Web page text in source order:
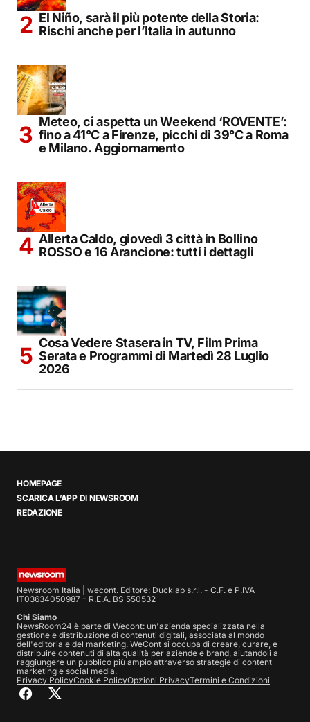
El Niño, sarà il più potente della Storia:
Rischi anche per l’Italia in autunno
Meteo, ci aspetta un Weekend ‘ROVENTE’:
fino a 41°C a Firenze, picchi di 39°C a Roma
e Milano. Aggiornamento
Allerta Caldo, giovedì 3 città in Bollino
ROSSO e 16 Arancione: tutti i dettagli
Cosa Vedere Stasera in TV, Film Prima
Serata e Programmi di Martedì 28 Luglio
2026
HOMEPAGE
SCARICA L’APP DI NEWSROOM
REDAZIONE
Newsroom Italia | wecont. Editore: Ducklab s.r.l. - C.F. e P.IVA
IT03634050987 - R.E.A. BS 550532
Chi Siamo
NewsRoom24 è parte di Wecont: un'azienda specializzata nella
gestione e distribuzione di contenuti digitali, associata al mondo
dell'editoria e del marketing. WeCont si occupa di creare, curare, e
distribuire contenuti di alta qualità per aziende e brand, aiutandoli a
raggiungere un pubblico più ampio attraverso strategie di content
marketing e social media.
Privacy PolicyCookie PolicyOpzioni PrivacyTermini e Condizioni